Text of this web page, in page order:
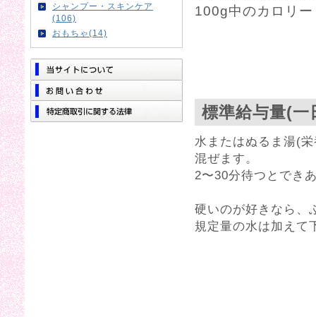
シャンプー・スキンケア
(106)
おもちゃ(14)
100g中のカロリ
標準給与量(
水またはぬるま湯(
混ぜます。
2〜30分待つとでき
硬いのが好きなら、
規定量の水は加えて